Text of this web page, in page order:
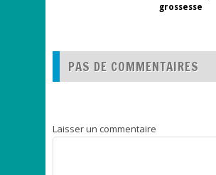
grossesse
PAS DE COMMENTAIRES
Laisser un commentaire